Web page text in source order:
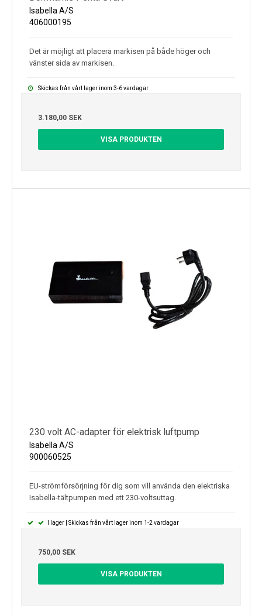
Isabella A/S
406000195
Det är möjligt att placera markisen på både höger och
vänster sida av markisen.
Skickas från vårt lager inom 3-6 vardagar
3.180,00 SEK
VISA PRODUKTEN
230 volt AC-adapter för elektrisk luftpump
Isabella A/S
900060525
EU-strömförsörjning för dig som vill använda den elektriska
Isabella-tältpumpen med ett 230-voltsuttag.
I lager | Skickas från vårt lager inom 1-2 vardagar
750,00 SEK
VISA PRODUKTEN